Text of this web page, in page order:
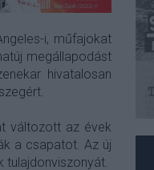
i, műfajokat
megállapodást
hivatalosan
változott az évek
a csapatot. Az új